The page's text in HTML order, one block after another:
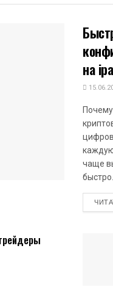
на
чаще
быстро...